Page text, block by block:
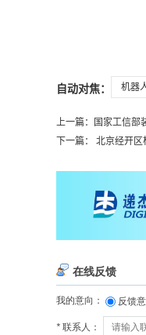
自动对焦： 机器
上一篇：
国家工信部
下一篇： 北京经开区